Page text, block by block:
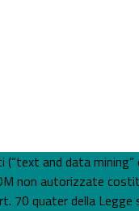
and data mining”
non autorizzate
70 quater della